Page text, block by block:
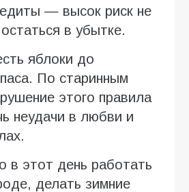
— высок риск не
в убытке.
яблоки до
По старинным
этого правила
неудачи в любви и
в этот день работать
делать зимние